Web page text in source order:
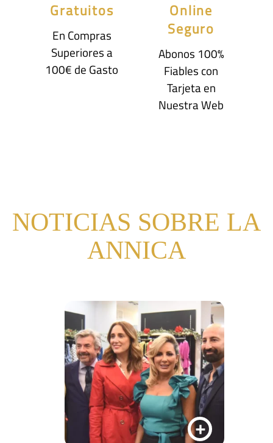
Gratuitos
En Compras
Superiores a
100€ de Gasto
Online
Seguro
Abonos 100%
Fiables con
Tarjeta en
Nuestra Web
NOTICIAS SOBRE LA
ANNICA
+